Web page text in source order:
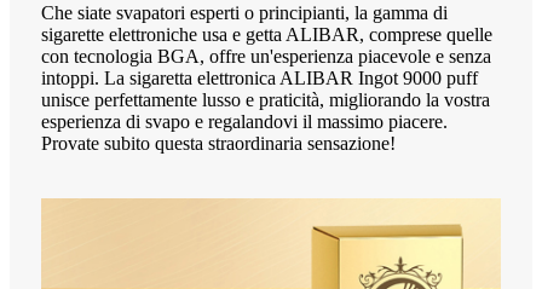
Che siate svapatori esperti o principianti, la gamma di
sigarette elettroniche usa e getta ALIBAR, comprese quelle
con tecnologia BGA, offre un'esperienza piacevole e senza
intoppi. La sigaretta elettronica ALIBAR Ingot 9000 puff
unisce perfettamente lusso e praticità, migliorando la vostra
esperienza di svapo e regalandovi il massimo piacere.
Provate subito questa straordinaria sensazione!